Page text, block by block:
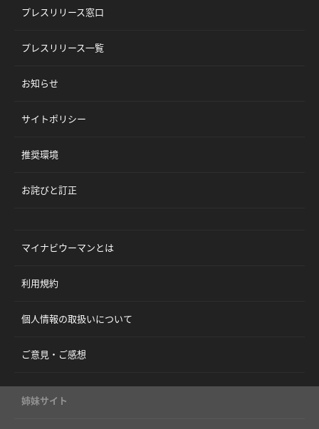
プレスリリース窓口
プレスリリース一覧
お知らせ
サイトポリシー
推奨環境
お詫びと訂正
マイナビウーマンとは
利用規約
個人情報の取扱いについて
ご意見・ご感想
姉妹サイト